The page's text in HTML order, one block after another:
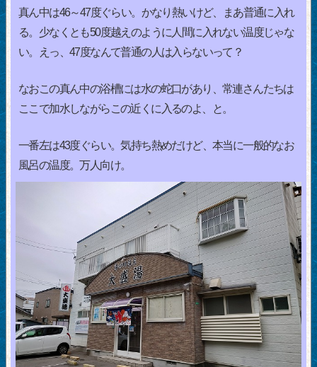
真ん中は46～47度ぐらい。かなり熱いけど、まあ普通に入れ
る。少なくとも50度越えのように人間に入れない温度じゃな
い。えっ、47度なんて普通の人は入らないって？
なおこの真ん中の浴槽には水の蛇口があり、常連さんたちは
ここで加水しながらこの近くに入るのよ、と。
一番左は43度ぐらい。気持ち熱めだけど、本当に一般的なお
風呂の温度。万人向け。